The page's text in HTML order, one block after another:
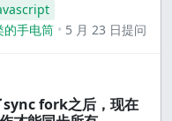
的手电筒
5 月 23 日提问
sync fork之后，现在